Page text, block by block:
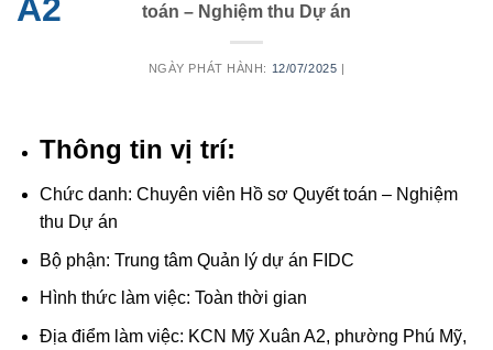
toán – Nghiệm thu Dự án
NGÀY PHÁT HÀNH: 12/07/2025 |
Thông tin vị trí:
Chức danh: Chuyên viên Hồ sơ Quyết toán – Nghiệm
thu Dự án
Bộ phận: Trung tâm Quản lý dự án FIDC
Hình thức làm việc: Toàn thời gian
Địa điểm làm việc: KCN Mỹ Xuân A2, phường Phú Mỹ,